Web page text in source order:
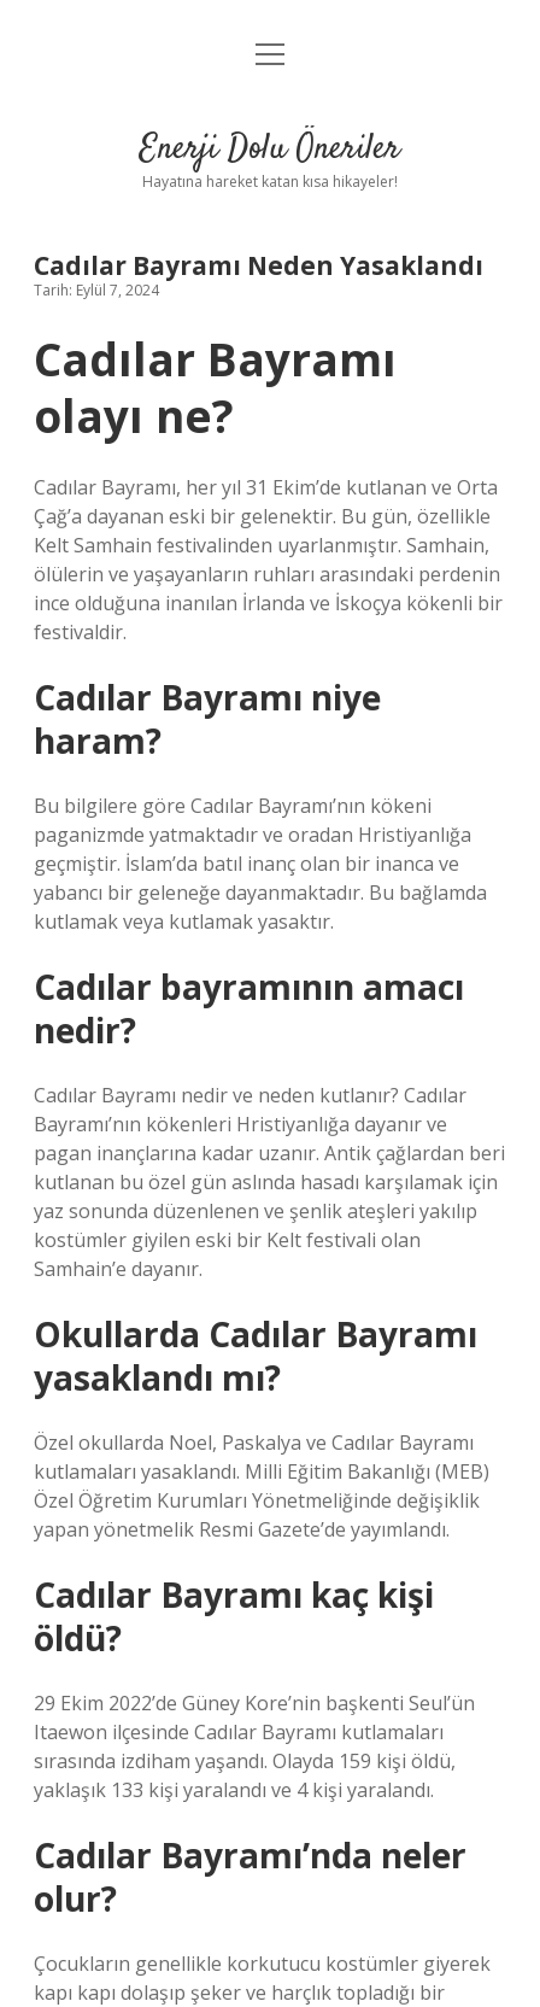
Anasayfa
Yasal Uyarı
menüyü
Enerji Dolu Öneriler
Hayatına hareket katan kısa hikayeler!
Cadılar Bayramı Neden Yasaklandı
Tarih: Eylül 7, 2024
Cadılar Bayramı
olayı ne?
Cadılar Bayramı, her yıl 31 Ekim’de kutlanan ve Orta
Çağ’a dayanan eski bir gelenektir. Bu gün, özellikle
Kelt Samhain festivalinden uyarlanmıştır. Samhain,
ölülerin ve yaşayanların ruhları arasındaki perdenin
ince olduğuna inanılan İrlanda ve İskoçya kökenli bir
festivaldir.
Cadılar Bayramı niye
haram?
Bu bilgilere göre Cadılar Bayramı’nın kökeni
paganizmde yatmaktadır ve oradan Hristiyanlığa
geçmiştir. İslam’da batıl inanç olan bir inanca ve
yabancı bir geleneğe dayanmaktadır. Bu bağlamda
kutlamak veya kutlamak yasaktır.
Cadılar bayramının amacı
nedir?
Cadılar Bayramı nedir ve neden kutlanır? Cadılar
Bayramı’nın kökenleri Hristiyanlığa dayanır ve
pagan inançlarına kadar uzanır. Antik çağlardan beri
kutlanan bu özel gün aslında hasadı karşılamak için
yaz sonunda düzenlenen ve şenlik ateşleri yakılıp
kostümler giyilen eski bir Kelt festivali olan
Samhain’e dayanır.
Okullarda Cadılar Bayramı
yasaklandı mı?
Özel okullarda Noel, Paskalya ve Cadılar Bayramı
kutlamaları yasaklandı. Milli Eğitim Bakanlığı (MEB)
Özel Öğretim Kurumları Yönetmeliğinde değişiklik
yapan yönetmelik Resmi Gazete’de yayımlandı.
Cadılar Bayramı kaç kişi
öldü?
29 Ekim 2022’de Güney Kore’nin başkenti Seul’ün
Itaewon ilçesinde Cadılar Bayramı kutlamaları
sırasında izdiham yaşandı. Olayda 159 kişi öldü,
yaklaşık 133 kişi yaralandı ve 4 kişi yaralandı.
Cadılar Bayramı’nda neler
olur?
Çocukların genellikle korkutucu kostümler giyerek
kapı kapı dolaşıp şeker ve harçlık topladığı bir